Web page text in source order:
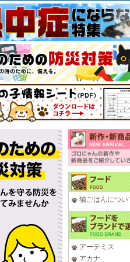
猫ごはんについ
アーテミス
アカナ